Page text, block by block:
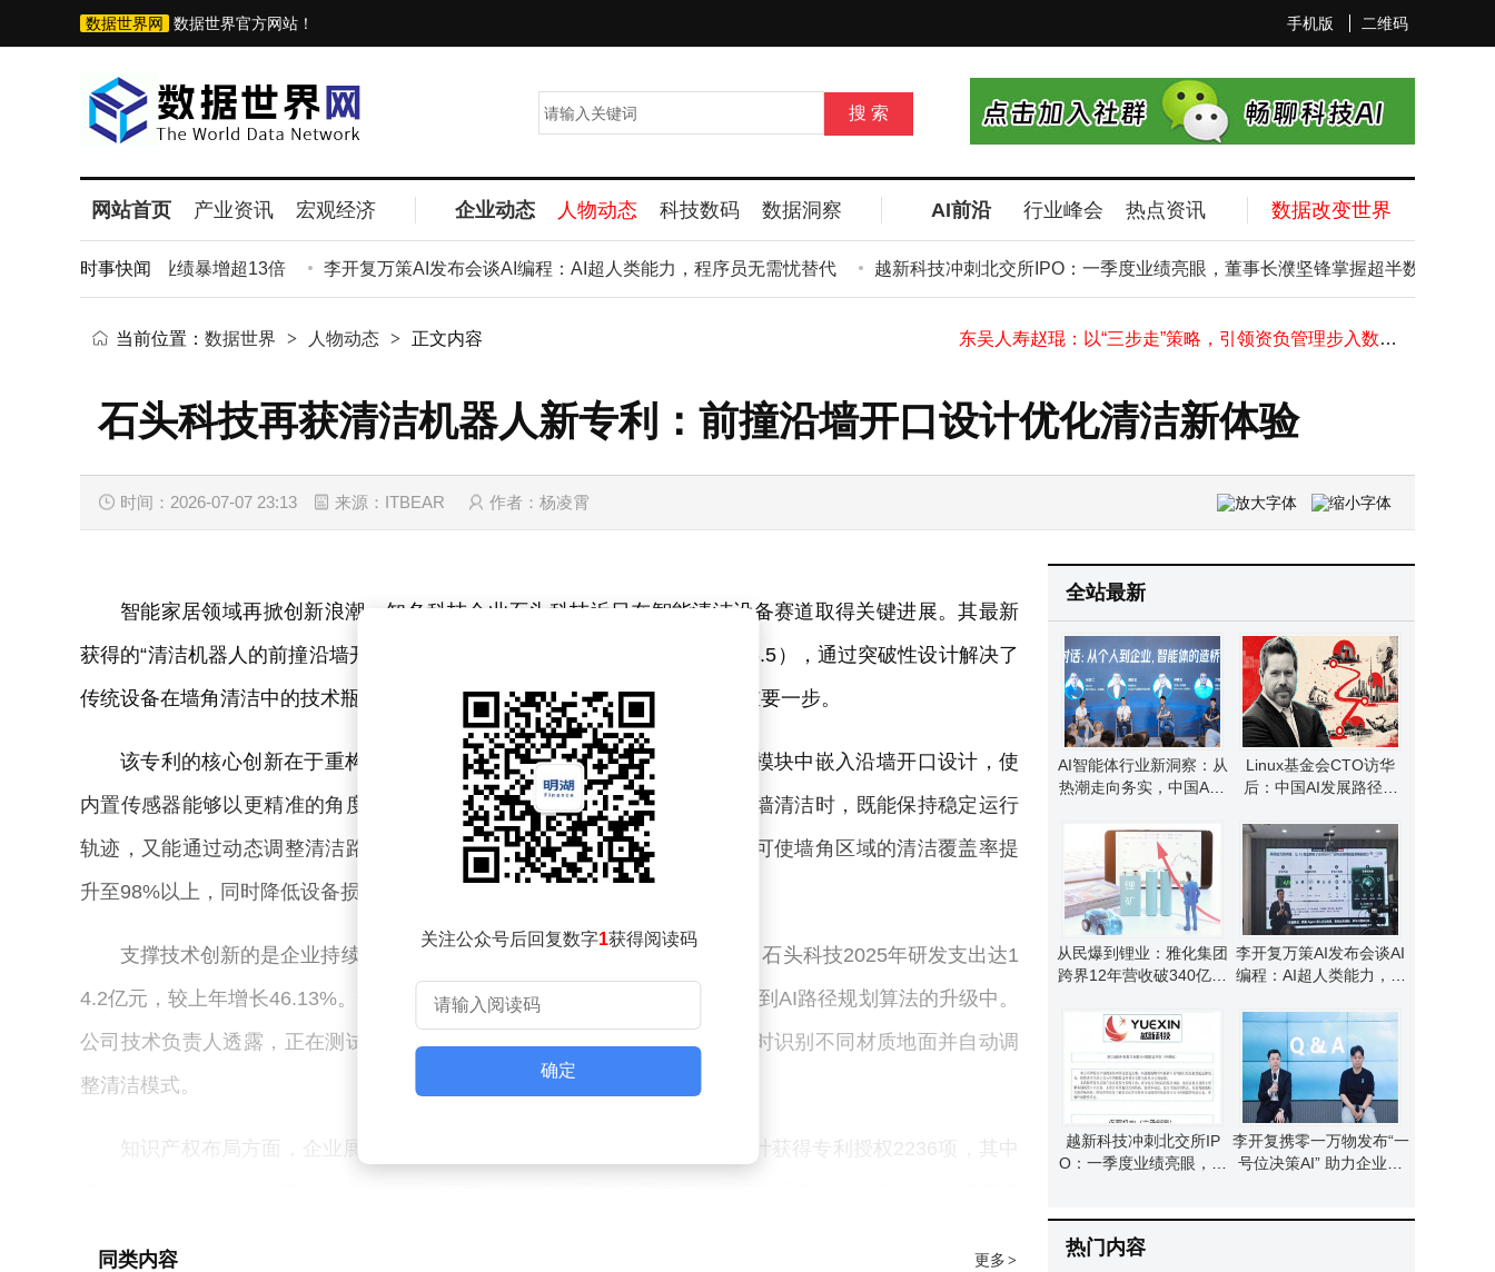
手机版 二维码
数据世界网 数据世界官方网站！
网站首页 产业资讯 宏观经济 企业动态 人物动态 科技数码 数据洞察 AI前沿 行业峰会 热点资讯 数据改变世界
时事快闻
亿，上半年业绩暴增超13倍 李开复万策AI发布会谈AI编程：AI超人类能力，程序员无需忧替代 越新科技冲刺北交所IPO：一季度业绩亮眼，董事长濮坚锋掌握超半数表决权
李开复万策AI发布会谈AI编程：AI超人类能力，程序员无需忧替代
江西铜业董事长郑高清因达法定退休年龄 辞去公司多项职务
企业微信重拳出击治理乱象：拉群需确认，外挂严打击，守护老年数字生活
同仁堂医养招股波折后上市即破发，董事长饶祖海谈中医药与现代科技融合
当前位置： 数据世界 > 人物动态 > 正文内容
石头科技再获清洁机器人新专利：前撞沿墙开口设计优化清洁新体验
时间：2026-07-07 23:13 来源：ITBEAR 作者：杨凌霄
智能家居领域再掀创新浪潮，知名科技企业石头科技近日在智能清洁设备赛道取得关键进展。其最新
获得的“清洁机器人的前撞沿墙开口”外观设计专利（授权号CN202530705266.5），通过突破性设计解决了
传统设备在墙角清洁中的技术瓶颈，标志着智能清洁技术向精细化场景迈出重要一步。
该专利的核心创新在于重构了清洁机器人的前端结构。通过在传统前撞模块中嵌入沿墙开口设计，使
内置传感器能够以更精准的角度感知障碍物轮廓。这种结构优化使设备在贴墙清洁时，既能保持稳定运行
轨迹，又能通过动态调整清洁路径减少无效碰撞。据专利文件显示，该设计可使墙角区域的清洁覆盖率提
升至98%以上，同时降低设备损耗率约40%。
支撑技术创新的是企业持续加码的研发投入。根据最新披露的财务数据，石头科技2025年研发支出达1
4.2亿元，较上年增长46.13%。这笔资金不仅用于新型传感器的研发，还投入到AI路径规划算法的升级中。
公司技术负责人透露，正在测试的下一代设备将集成多模态感知系统，可实时识别不同材质地面并自动调
整清洁模式。
知识产权布局方面，企业展现出战略级规划能力。截至2025年末，其累计获得专利授权2236项，其中
关注公众号后回复数字1获得阅读码
确定
更多 >
同类内容
全站最新
AI智能体行业新洞察：从
热潮走向务实，中国AGI
Linux基金会CTO访华
后：中国AI发展路径独
从民爆到锂业：雅化集团
跨界12年营收破340亿，
李开复万策AI发布会谈AI
编程：AI超人类能力，程
越新科技冲刺北交所IP
O：一季度业绩亮眼，董
李开复携零一万物发布“一
号位决策AI” 助力企业核
热门内容